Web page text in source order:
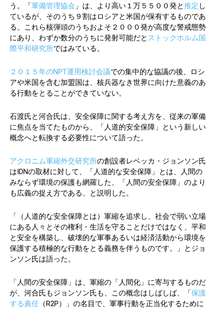
う。「軍備管理協会 」は、より高い１万５５００発と推定 し
ているが、そのうち９割はロシアと米国が保有するものであ
る。これら核弾頭のうちおよそ２０００発が高度な警戒態勢
にあり、わずか数分のうちに発射可能だと ストックホルム国
際平和研究所ではみている。
２０１５年のNPT運用検討会議での集中的な協議の後、ロシ
アや米国を含む加盟国は、核兵器なき世界に向けた意義のあ
る行動をとることができていない。
石渡氏と河合氏は、安全保障に関する考え方を、従来の軍備
に焦点を当てたものから、「人道的安全保障」という新しい
概念へと転換する必要性について語った。
アクロニム軍縮外交研究所の創設者レベッカ・ジョンソン氏
はIDNの取材に対して、「人道的な安全保障」とは、人間の
みならず環境の保護も網羅した、「人間の安全保障」のより
も広義の捉え方である、と説明した。
「（人道的な安全保障とは）軍縮を追求し、社会で弱い立場
にある人々とその権利・生活を守ることだけではなく、平和
と安全を構築し、破壊的な軍事あるいは経済活動から環境を
保護する積極的な行動をとる義務を伴うものです。」とジョ
ンソン氏は語った。
「人間の安全保障」は、軍縮の「人間化」に寄与するものだ
が、河合氏もジョンソン氏も、この概念はしばしば、「保護
する責任 （R2P）」の名目で、軍事行動を正当化するために